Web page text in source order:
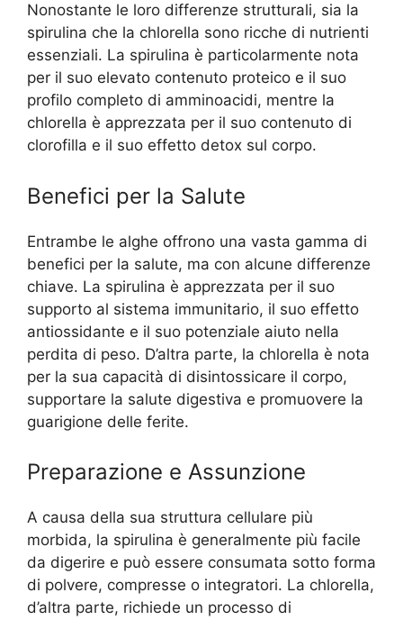
Nonostante le loro differenze strutturali, sia la
spirulina che la chlorella sono ricche di nutrienti
essenziali. La spirulina è particolarmente nota
per il suo elevato contenuto proteico e il suo
profilo completo di amminoacidi, mentre la
chlorella è apprezzata per il suo contenuto di
clorofilla e il suo effetto detox sul corpo.
Benefici per la Salute
Entrambe le alghe offrono una vasta gamma di
benefici per la salute, ma con alcune differenze
chiave. La spirulina è apprezzata per il suo
supporto al sistema immunitario, il suo effetto
antiossidante e il suo potenziale aiuto nella
perdita di peso. D’altra parte, la chlorella è nota
per la sua capacità di disintossicare il corpo,
supportare la salute digestiva e promuovere la
guarigione delle ferite.
Preparazione e Assunzione
A causa della sua struttura cellulare più
morbida, la spirulina è generalmente più facile
da digerire e può essere consumata sotto forma
di polvere, compresse o integratori. La chlorella,
d’altra parte, richiede un processo di